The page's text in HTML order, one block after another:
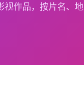
视作品，按片名、地